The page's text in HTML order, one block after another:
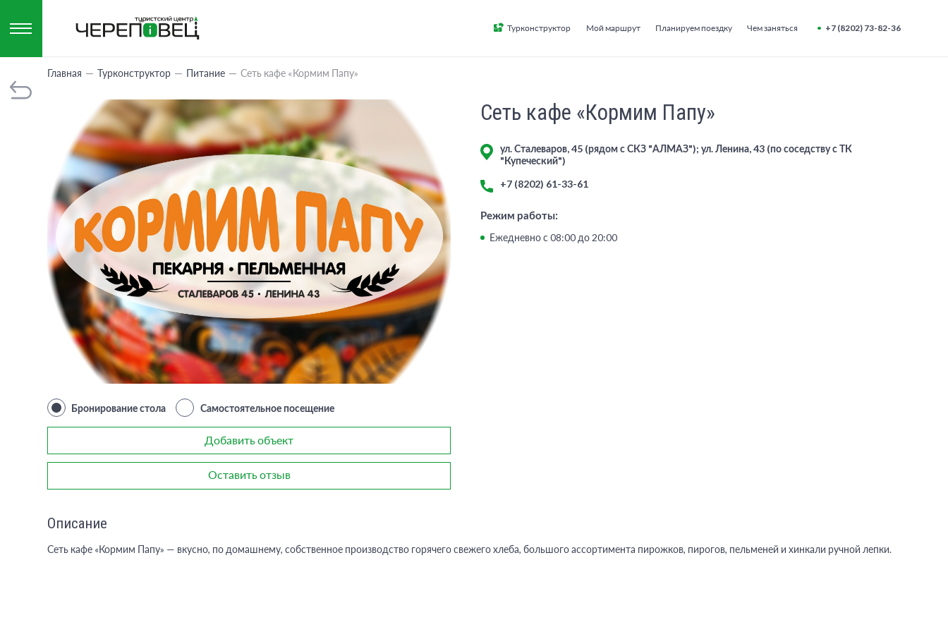
Турконструктор Мой маршрут Планируем поездку Чем заняться +7 (8202) 73-82-36
Главная Турконструктор Питание Сеть кафе «Кормим Папу»
Бронирование стола Самостоятельное посещение
Добавить объект
Оставить отзыв
Сеть кафе «Кормим Папу»
ул. Сталеваров, 45 (рядом с СКЗ "АЛМАЗ"); ул. Ленина, 43 (по соседству с ТК
"Купеческий")
+7 (8202) 61-33-61
Режим работы:
Ежедневно с 08:00 до 20:00
Описание
Сеть кафе «Кормим Папу» — вкусно, по домашнему, собственное производство горячего свежего хлеба, большого ассортимента пирожков, пирогов, пельменей и хинкали ручной лепки.